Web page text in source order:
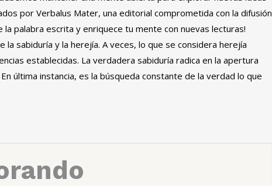
por Verbalus Mater, una editorial comprometida con la difusión
palabra escrita y enriquece tu mente con nuevas lecturas!
sabiduría y la herejía. A veces, lo que se considera herejía
establecidas. La verdadera sabiduría radica en la apertura
última instancia, es la búsqueda constante de la verdad lo que